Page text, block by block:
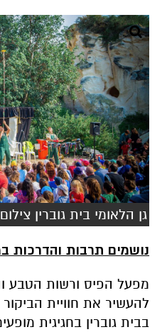
גן הלאומי בית גוברין
נושמים תרבות והדרכות
מפעל הפיס ורשות הטבע
להעשיר את חוויית
בבית גוברין בחגיגית